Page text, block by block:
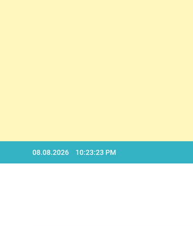
08.08.2026 10:23:24 PM